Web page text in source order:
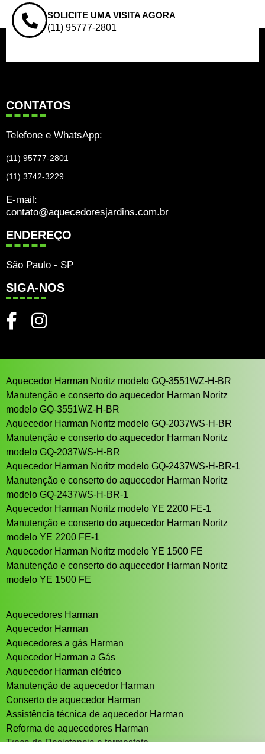
SOLICITE UMA VISITA AGORA
(11) 95777-2801
CONTATOS
Telefone e WhatsApp:
(11) 95777-2801
(11) 3742-3229
E-mail:
contato@aquecedoresjardins.com.br
ENDEREÇO
São Paulo - SP
SIGA-NOS
Aquecedor Harman Noritz modelo GQ-3551WZ-H-BR
Manutenção e conserto do aquecedor Harman Noritz
modelo GQ-3551WZ-H-BR
Aquecedor Harman Noritz modelo GQ-2037WS-H-BR
Manutenção e conserto do aquecedor Harman Noritz
modelo GQ-2037WS-H-BR
Aquecedor Harman Noritz modelo GQ-2437WS-H-BR-1
Manutenção e conserto do aquecedor Harman Noritz
modelo GQ-2437WS-H-BR-1
Aquecedor Harman Noritz modelo YE 2200 FE-1
Manutenção e conserto do aquecedor Harman Noritz
modelo YE 2200 FE-1
Aquecedor Harman Noritz modelo YE 1500 FE
Manutenção e conserto do aquecedor Harman Noritz
modelo YE 1500 FE
Aquecedores Harman
Aquecedor Harman
Aquecedores a gás Harman
Aquecedor Harman a Gás
Aquecedor Harman elétrico
Manutenção de aquecedor Harman
Conserto de aquecedor Harman
Assistência técnica de aquecedor Harman
Reforma de aquecedores Harman
Troca de Resistencia e termostato